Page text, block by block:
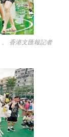
香港文匯報記者